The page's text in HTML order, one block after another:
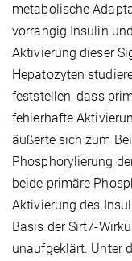
metabolische
vorrangig Insulin
Aktivierung dieser
Hepatozyten
feststellen, dass
fehlerhafte
äußerte sich zum
Phosphorylierung
beide primäre
Aktivierung des
Basis der Sirt7-
unaufgeklärt. Unter